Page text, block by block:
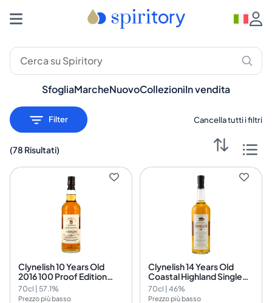
SfogliaMarcheNuovoCollezioniIn vendita
Filter Cancella tutti i filtri
(78 Risultati)
Clynelish 10 Years Old
2016 100 Proof Edition
#77 Signatory Vintage
70cl | 57.1%
Prezzo più basso
Clynelish 14 Years Old
Coastal Highland Single
Malt (pre-2025)
70cl | 46%
Prezzo più basso